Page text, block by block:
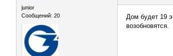
junior
Сообщений: 20
Дом будет 19
возобновятся.